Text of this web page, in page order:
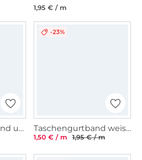
1,95 € / m
Baumwoll-Gurtband uni gelb 38 mm
-23%
Taschengurtband weiss 25 mm
1,50 € / m 1,95 € / m